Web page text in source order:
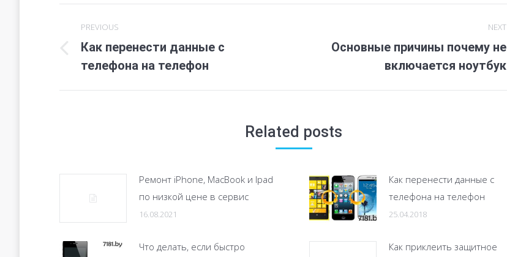
navigation
PREVIOUS
Previous
post:
Как перенести данные с
телефона на телефон
NEXT
Основные причины почему не
включается ноутбук
Related posts
Ремонт iPhone, MacBook и Ipad
по низкой цене в сервис
16.08.2021
Как перенести данные с
телефона на телефон
25.04.2018
Что делать, если быстро
Как приклеить защитное